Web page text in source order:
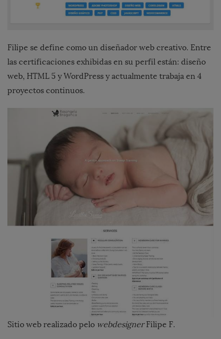
Filipe se define como un diseñador web creativo. Entre
las certificaciones exhibidas en su perfil están: diseño
web, HTML 5 y WordPress y actualmente trabaja en 4
proyectos continuos.
Sitio web realizado pelo webdesignerFilipe F.